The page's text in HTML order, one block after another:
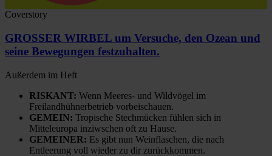
Coverstory
GROSSER WIRBEL um Versuche, den Ozean und
seine Bewegungen festzuhalten.
Außerdem im Heft
RISKANT: Wenn Meeres- und Wildvögel im
Freilandhühnerbetrieb vorbeischauen.
GEMEIN: Tropische Stechmücken fühlen sich in
Mitteleuropa inziwschen oft zu Hause.
GEMEINER: Es gibt nun Weinflaschen, die nach
Entleerung voll wieder zu dir zurückkommen.